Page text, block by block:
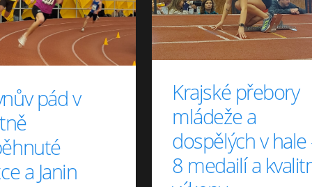
pád v
a Janin
Krajské přebory
mládeže a
dospělých v hale
8 medailí a